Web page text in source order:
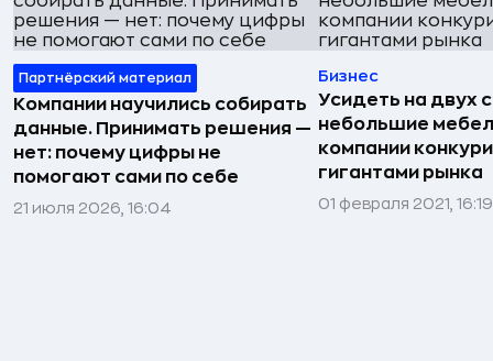
Партнёрский материал
Компании научились собирать
данные. Принимать решения —
нет: почему цифры не
помогают сами по себе
21 июля 2026, 16:04
Бизнес
Усидеть на двух
небольшие
компании
гигантами рынка
01 февраля 2021, 16:19